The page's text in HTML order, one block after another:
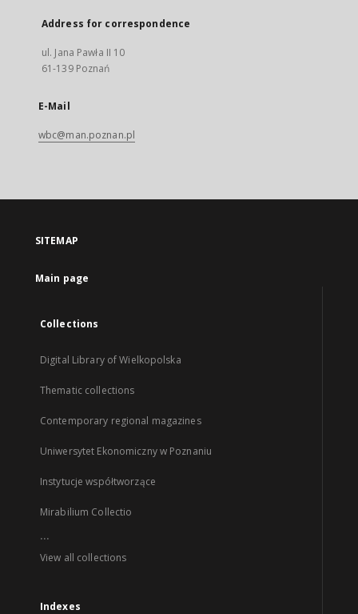
Address for correspondence
ul. Jana Pawła II 10
61-139 Poznań
E-Mail
wbc@man.poznan.pl
SITEMAP
Main page
Collections
Digital Library of Wielkopolska
Thematic collections
Contemporary regional magazines
Uniwersytet Ekonomiczny w Poznaniu
Instytucje współtworzące
Mirabilium Collectio
...
View all collections
Indexes